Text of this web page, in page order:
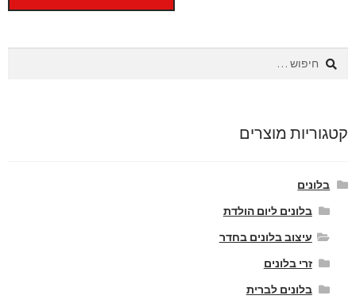
עד
חיפוש:
קטגוריות מוצרים
בלונים
בלונים ליום הולדת
עיצוב בלונים בחדר
זרי בלונים
בלונים לברית